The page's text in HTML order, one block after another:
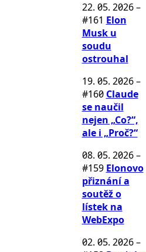
22. 05. 2026–
#161 Elon
Musk u
soudu
ostrouhal
19. 05. 2026–
#160 Claude
se naučil
nejen „Co?“,
ale i „Proč?“
08. 05. 2026–
#159 Elonovo
přiznání a
soutěž o
lístek na
WebExpo
02. 05. 2026–